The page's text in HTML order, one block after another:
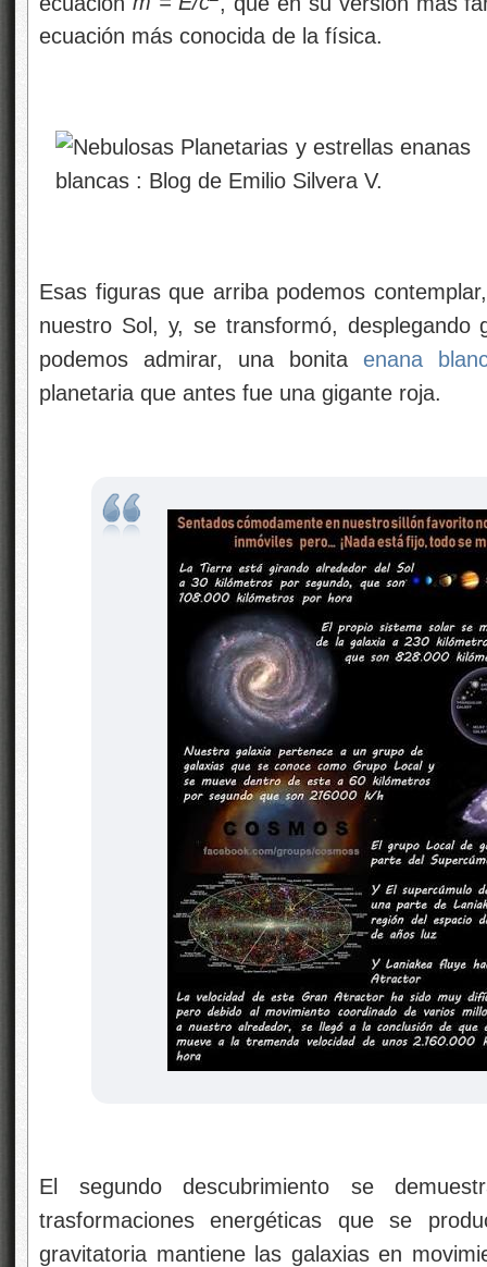
ecuación más conocida de la física.
Esas figuras que arriba podemos
nuestro Sol, y, se transformó,
podemos admirar, una bonita enana
planetaria que antes fue una gigante roja.
El segundo descubrimiento se
trasformaciones energéticas que se
gravitatoria mantiene las galaxias en